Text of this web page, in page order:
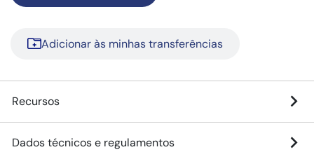
Adicionar às minhas transferências
Recursos
Dados técnicos e regulamentos